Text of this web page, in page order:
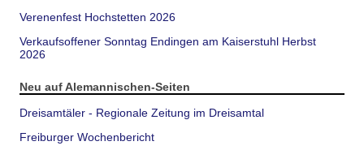
Verenenfest Hochstetten 2026
Verkaufsoffener Sonntag Endingen am Kaiserstuhl Herbst
2026
Neu auf Alemannischen-Seiten
Dreisamtäler - Regionale Zeitung im Dreisamtal
Freiburger Wochenbericht